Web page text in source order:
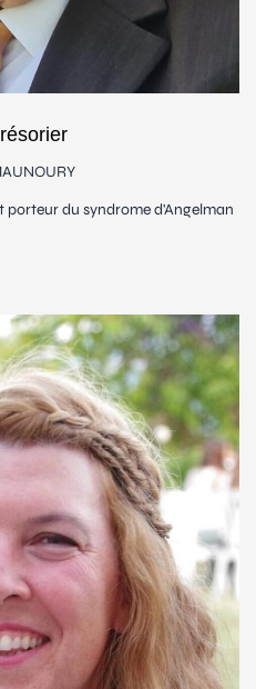
du syndrome d'Angelman